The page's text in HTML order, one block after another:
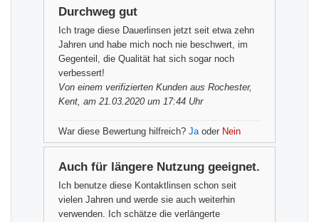
Durchweg gut
Ich trage diese Dauerlinsen jetzt seit etwa zehn
Jahren und habe mich noch nie beschwert, im
Gegenteil, die Qualität hat sich sogar noch
verbessert!
Von einem verifizierten Kunden aus Rochester,
Kent, am 21.03.2020 um 17:44 Uhr
War diese Bewertung hilfreich? Jaoder Nein
Auch für längere Nutzung geeignet.
Ich benutze diese Kontaktlinsen schon seit
vielen Jahren und werde sie auch weiterhin
verwenden. Ich schätze die verlängerte